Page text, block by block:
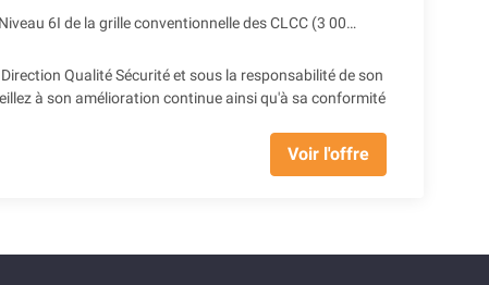
Niveau 6I de la grille conventionnelle des CLCC (3 005.42 € Brut) + Prime SEGUR (248.98 € Brut) + Reprise d'ancienneté
Qualité Sécurité et sous la responsabilité de son
à son amélioration continue ainsi qu'à sa conformité
Voir l'offre